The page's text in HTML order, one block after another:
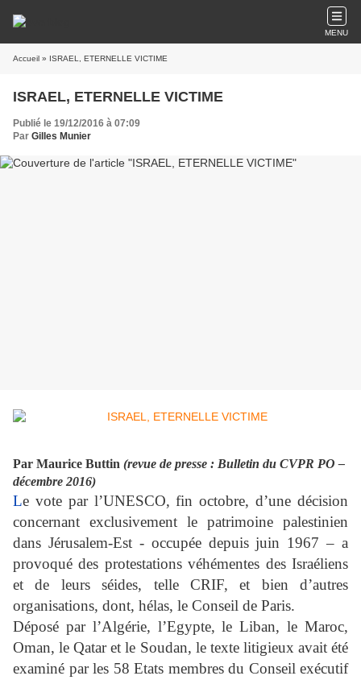
MENU
Accueil » ISRAEL, ETERNELLE VICTIME
ISRAEL, ETERNELLE VICTIME
Publié le 19/12/2016 à 07:09
Par Gilles Munier
Par Maurice Buttin (revue de presse : Bulletin du CVPR PO –
décembre 2016)
Le vote par l’UNESCO, fin octobre, d’une décision
concernant exclusivement le patrimoine palestinien
dans Jérusalem-Est - occupée depuis juin 1967 – a
provoqué des protestations véhémentes des Israéliens
et de leurs séides, telle CRIF, et bien d’autres
organisations, dont, hélas, le Conseil de Paris.
Déposé par l’Algérie, l’Egypte, le Liban, le Maroc,
Oman, le Qatar et le Soudan, le texte litigieux avait été
examiné par les 58 Etats membres du Conseil exécutif